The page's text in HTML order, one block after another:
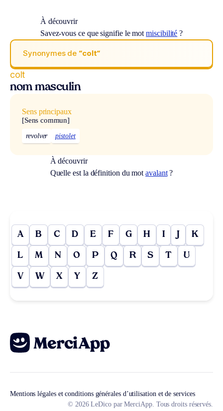
À découvrir
Savez-vous ce que signifie le motmiscibilité ?
Synonymes de “colt“
colt
nom masculin
Sens principaux
[Sens commun]
revolver pistolet
À découvrir
Quelle est la définition du motavalant?
A B C D E F G H I J K
L M N O P Q R S T U
V W X Y Z
Mentions légales et conditions générales d’utilisation et de services
© 2026 LeDico par MerciApp. Tous droits réservés.